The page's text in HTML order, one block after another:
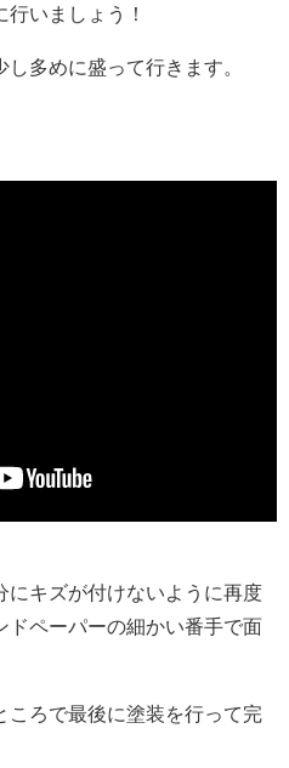
いましょう！
多めに盛って行きます。
キズが付けないように再度
ドペーパーの細かい番手で面
ころで最後に塗装を行って完